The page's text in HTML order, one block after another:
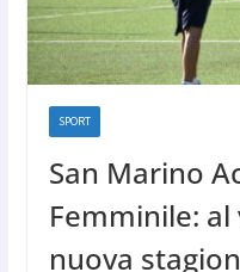
SPORT
San Marino
Femminile:
nuova stagion